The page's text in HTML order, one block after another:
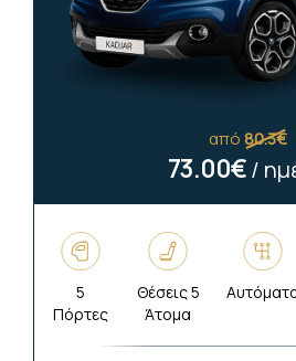
από80.3€
73.00€/
5
Πόρτες
Θέσεις 5
Άτομα